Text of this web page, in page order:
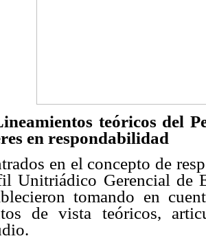
teóricos del
en respondabilidad
en el concepto de
Unitriádico Gerencial de
tomando en
de vista teóricos,